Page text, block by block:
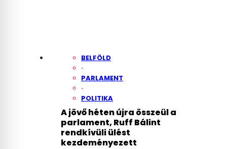
BELFÖLD
·
PARLAMENT
·
POLITIKA
A jövő héten újra összeül a
parlament, Ruff Bálint
rendkívüli ülést
kezdeményezett